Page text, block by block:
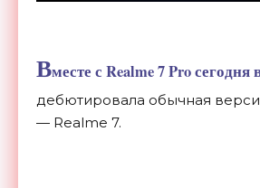
Вместе с Realme 7 Pro
дебютировала обычная
— Realme 7.